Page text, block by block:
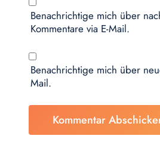
Benachrichtige mich über
Kommentare via E-Mail.
Benachrichtige mich über
Mail.